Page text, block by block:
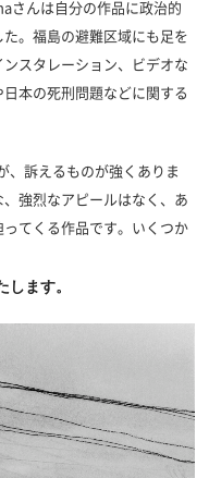
さんは自分の作品に政治的
。福島の避難区域にも足を
スタレーション、ビデオな
本の死刑問題などに関する
、訴えるものが強くありま
強烈なアピールはなく、あ
てくる作品です。いくつか
ます。